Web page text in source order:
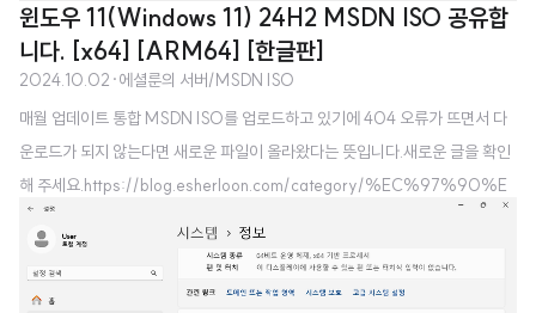
윈도우 11(Windows 11) 24H2 MSDN ISO 공유합
니다. [x64] [ARM64] [한글판]
2024.10.02 ·에셜룬의 서버/MSDN ISO
매월 업데이트 통합 MSDN ISO를 업로드하고 있기에 404 오류가 뜨면서 다
운로드가 되지 않는다면 새로운 파일이 올라왔다는 뜻입니다.새로운 글을 확인
해 주세요.https://blog.esherloon.com/category/%EC%97%90%E
C%85%9C%EB%A3%AC%EC%9D%98%20%EC%84%9C%
EB%B2%84 '에셜룬의 서버' 카테고리의 글 목록환영합니다! 에셜룬의 블로
그입니다.blog.esherloon.com 윈도우 11(Windows 11) 24H2 MSDN IS